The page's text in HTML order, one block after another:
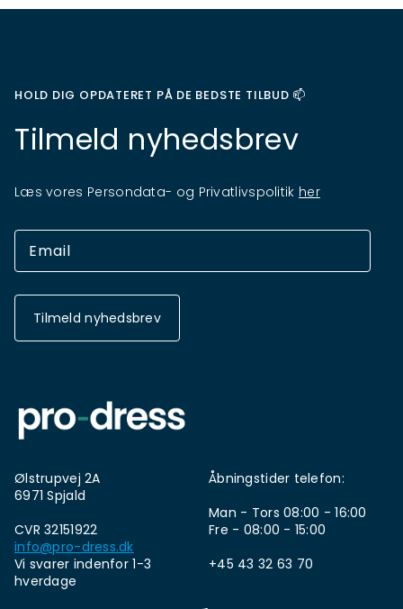
HOLD DIG OPDATERET PÅ DE BEDSTE TILBUD 📫
Tilmeld nyhedsbrev
Læs vores Persondata- og Privatlivspolitik her
Tilmeld nyhedsbrev
Ølstrupvej 2A
6971 Spjald
CVR 32151922
info@pro-dress.dk
Vi svarer indenfor 1-3
hverdage
Åbningstider telefon:
Man - Tors 08:00 - 16:00
Fre - 08:00 - 15:00
+45 43 32 63 70